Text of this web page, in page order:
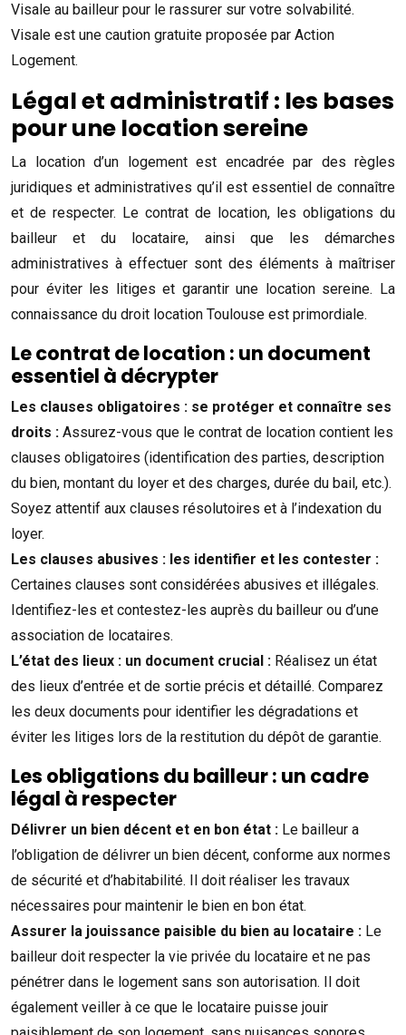
Visale au bailleur pour le rassurer sur votre solvabilité.
Visale est une caution gratuite proposée par Action
Logement.
Légal et administratif : les bases
pour une location sereine
La location d’un logement est encadrée par des règles
juridiques et administratives qu’il est essentiel de connaître
et de respecter. Le contrat de location, les obligations du
bailleur et du locataire, ainsi que les démarches
administratives à effectuer sont des éléments à maîtriser
pour éviter les litiges et garantir une location sereine. La
connaissance du droit location Toulouse est primordiale.
Le contrat de location : un document
essentiel à décrypter
Les clauses obligatoires : se protéger et connaître ses
droits : Assurez-vous que le contrat de location contient les
clauses obligatoires (identification des parties, description
du bien, montant du loyer et des charges, durée du bail, etc.).
Soyez attentif aux clauses résolutoires et à l’indexation du
loyer.
Les clauses abusives : les identifier et les contester :
Certaines clauses sont considérées abusives et illégales.
Identifiez-les et contestez-les auprès du bailleur ou d’une
association de locataires.
L’état des lieux : un document crucial : Réalisez un état
des lieux d’entrée et de sortie précis et détaillé. Comparez
les deux documents pour identifier les dégradations et
éviter les litiges lors de la restitution du dépôt de garantie.
Les obligations du bailleur : un cadre
légal à respecter
Délivrer un bien décent et en bon état : Le bailleur a
l’obligation de délivrer un bien décent, conforme aux normes
de sécurité et d’habitabilité. Il doit réaliser les travaux
nécessaires pour maintenir le bien en bon état.
Assurer la jouissance paisible du bien au locataire : Le
bailleur doit respecter la vie privée du locataire et ne pas
pénétrer dans le logement sans son autorisation. Il doit
également veiller à ce que le locataire puisse jouir